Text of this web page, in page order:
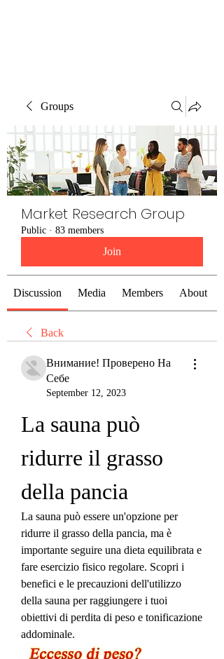
Groups
Market Research Group
Public · 83 members
Join
Discussion Media Members About
Back
Внимание! Проверено На
Себе
September 12, 2023
La sauna può
ridurre il grasso
della pancia
La sauna può essere un'opzione per
ridurre il grasso della pancia, ma è
importante seguire una dieta equilibrata e
fare esercizio fisico regolare. Scopri i
benefici e le precauzioni dell'utilizzo
della sauna per raggiungere i tuoi
obiettivi di perdita di peso e tonificazione
addominale.